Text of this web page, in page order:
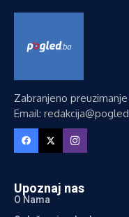
Zabranjeno
Email:
Upoznaj nas
O Nama